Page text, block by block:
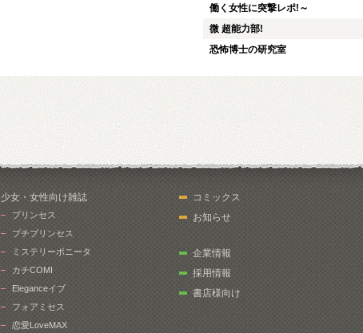
働く女性に突撃レポ!～
微 超能力部!
恐怖博士の研究室
少女・女性向け雑誌
プリンセス
プチプリンセス
ミステリーボニータ
カチCOMI
Eleganceイブ
フォアミセス
恋愛LoveMAX
コミックス
お知らせ
企業情報
採用情報
書店様向け